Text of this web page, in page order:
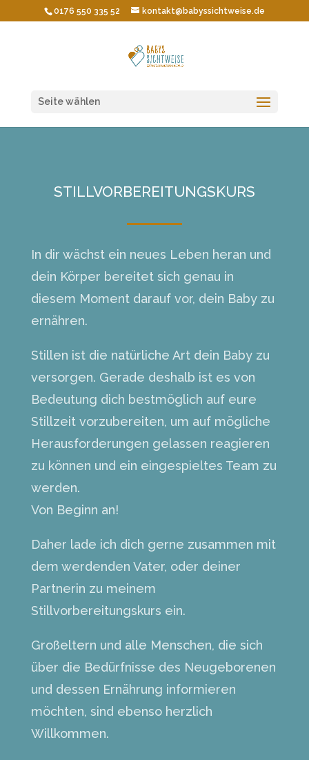
0176 550 335 52 kontakt@babyssichtweise.de
Seite wählen
STILLVORBEREITUNGSKURS
In dir wächst ein neues Leben heran und
dein Körper bereitet sich genau in
diesem Moment darauf vor, dein Baby zu
ernähren.
Stillen ist die natürliche Art dein Baby zu
versorgen. Gerade deshalb ist es von
Bedeutung dich bestmöglich auf eure
Stillzeit vorzubereiten, um auf mögliche
Herausforderungen gelassen reagieren
zu können und ein eingespieltes Team zu
werden.
Von Beginn an!
Daher lade ich dich gerne zusammen mit
dem werdenden Vater, oder deiner
Partnerin zu meinem
Stillvorbereitungskurs ein.
Großeltern und alle Menschen, die sich
über die Bedürfnisse des Neugeborenen
und dessen Ernährung informieren
möchten, sind ebenso herzlich
Willkommen.